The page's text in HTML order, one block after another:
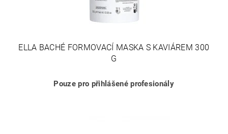
ELLA BACHÉ FORMOVACÍ MASKA S KAVIÁREM 300
G
Pouze pro přihlášené profesionály